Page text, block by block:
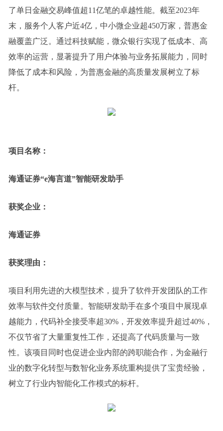
了单日金融交易峰值超11亿笔的卓越性能。截至2023年
末，服务个人客户近4亿，中小微企业超450万家，普惠金
融覆盖广泛。通过科技赋能，微众银行实现了低成本、高
效率的运营，显著提升了用户体验与业务拓展能力，同时
降低了成本和风险，为普惠金融的高质量发展树立了标
杆。
项目名称：
海通证券“e海言道”智能研发助手
获奖企业：
海通证券
获奖理由：
项目利用先进的大模型技术，提升了软件开发团队的工作
效率与软件交付质量。智能研发助手在多个项目中展现卓
越能力，代码补全接受率超30%，开发效率提升超过40%，
不仅节省了大量重复性工作，还提高了代码质量与一致
性。该项目同时也促进企业内部的跨职能合作，为金融行
业的数字化转型与数智化业务系统重构提供了宝贵经验，
树立了行业内智能化工作模式的标杆。